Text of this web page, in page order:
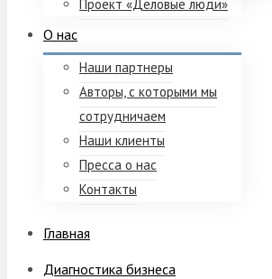
Проект «Деловые люди»
О нас
Наши партнеры
Авторы, с которыми мы
сотрудничаем
Наши клиенты
Пресса о нас
Контакты
Главная
Диагностика бизнеса